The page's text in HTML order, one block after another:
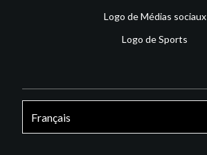
Logo de Médias sociaux
Logo de Sports